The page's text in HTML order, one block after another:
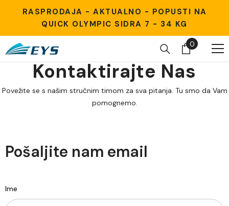
Preskoči na sadržaj
RASPRODAJA - AKTUALNO - POPUSTI NA
QUICK OLYMPIC SIDRA 7 - 34 KG
00
stavke
Kontaktirajte Nas
Povežite se s našim stručnim timom za sva pitanja. Tu smo da Vam
pomognemo.
Pošaljite nam email
Ime